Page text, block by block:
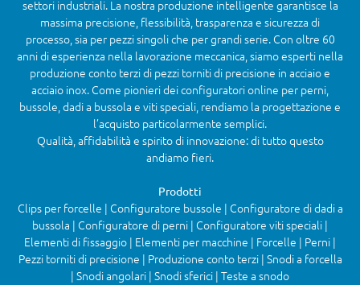
settori industriali. La nostra produzione intelligente garantisce la
massima precisione, flessibilità, trasparenza e sicurezza di
processo, sia per pezzi singoli che per grandi serie. Con oltre 60
anni di esperienza nella lavorazione meccanica, siamo esperti nella
produzione conto terzi di pezzi torniti di precisione in acciaio e
acciaio inox. Come pionieri dei configuratori online per perni,
bussole, dadi a bussola e viti speciali, rendiamo la progettazione e
l’acquisto particolarmente semplici.
Qualità, affidabilità e spirito di innovazione: di tutto questo
andiamo fieri.
Prodotti
Clips per forcelle | Configuratore bussole | Configuratore di dadi a
bussola | Configuratore di perni | Configuratore viti speciali |
Elementi di fissaggio | Elementi per macchine | Forcelle | Perni |
Pezzi torniti di precisione | Produzione conto terzi | Snodi a forcella
| Snodi angolari | Snodi sferici | Teste a snodo